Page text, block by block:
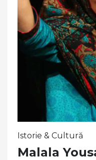
Istorie & Cultură
Malala